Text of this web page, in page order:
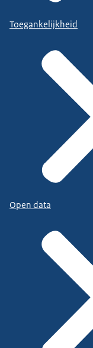
Toegankelijkheid
Open data